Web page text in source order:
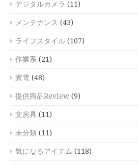
デジタルカメラ (11)
メンテナンス (43)
ライフスタイル (107)
作業系 (21)
家電 (48)
提供商品Review (9)
文房具 (11)
未分類 (11)
気になるアイテム (118)